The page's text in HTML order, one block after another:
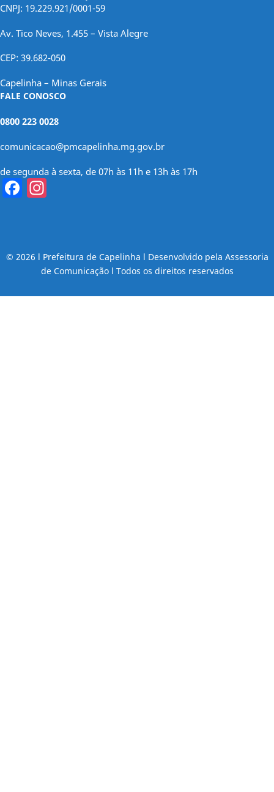
CNPJ: 19.229.921/0001-59
Av. Tico Neves, 1.455 – Vista Alegre
CEP: 39.682-050
Capelinha – Minas Gerais
FALE CONOSCO
0800 223 0028
comunicacao@pmcapelinha.mg.gov.br
de segunda à sexta, de 07h às 11h e 13h às 17h
Facebook
© 2026 l Prefeitura de Capelinha l Desenvolvido pela Assessoria
de Comunicação l Todos os direitos reservados